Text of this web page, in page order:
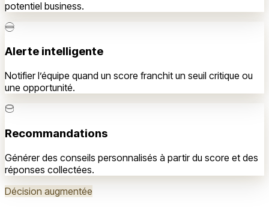
potentiel business.
Alerte intelligente
Notifier l’équipe quand un score franchit un seuil critique ou
une opportunité.
Recommandations
Générer des conseils personnalisés à partir du score et des
réponses collectées.
Décision augmentée